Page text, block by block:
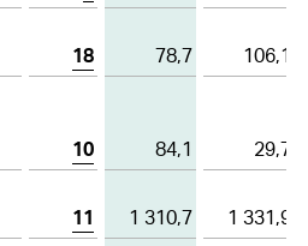
18 78,7
106,1
10 84,1
29,7
11 1 310,7
1 331,9